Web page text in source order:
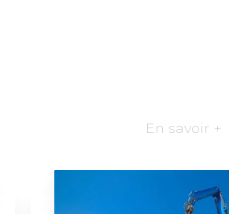
En savoir +